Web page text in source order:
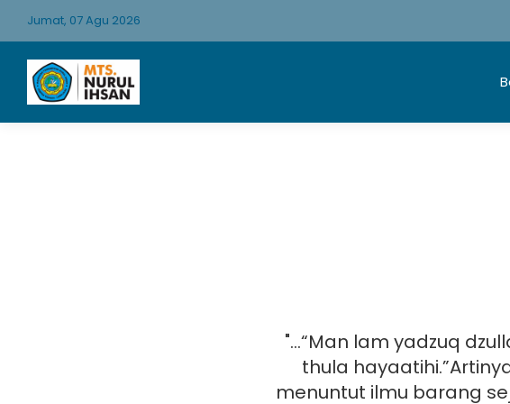
Jumat, 07 Agu 2026
"...“Man lam yadzuq
thula
menuntut ilmu barang